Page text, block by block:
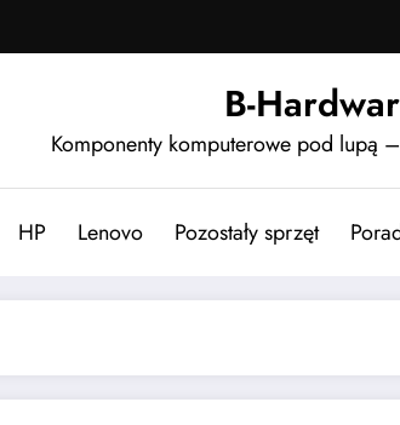
B-
Komponenty komputerowe pod lupą
HP Lenovo Pozostały sprzęt